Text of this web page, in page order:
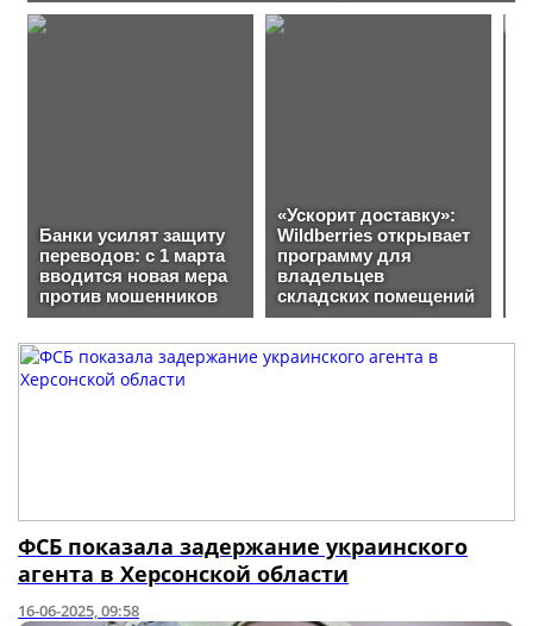
ФСБ показала задержание украинского
агента в Херсонской области
16-06-2025, 09:58